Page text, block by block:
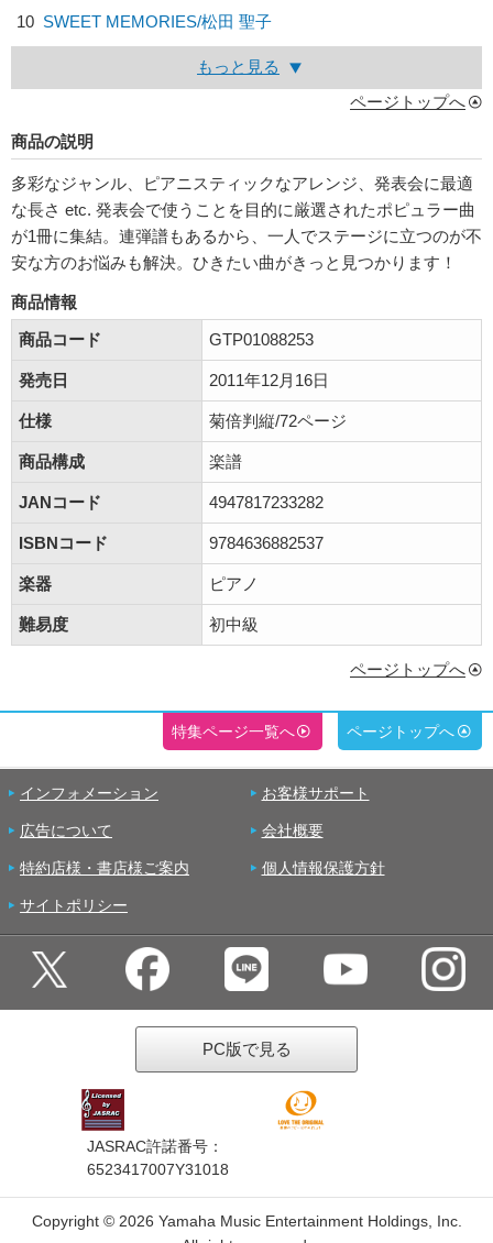
10 SWEET MEMORIES/松田 聖子
もっと見る
ページトップへ
商品の説明
多彩なジャンル、ピアニスティックなアレンジ、発表会に最適
な長さ etc. 発表会で使うことを目的に厳選されたポピュラー曲
が1冊に集結。連弾譜もあるから、一人でステージに立つのが不
安な方のお悩みも解決。ひきたい曲がきっと見つかります！
商品情報
商品コード
GTP01088253
発売日 2011年12月16日
仕様 菊倍判縦/72ページ
商品構成 楽譜
JANコード 4947817233282
ISBNコード 9784636882537
楽器 ピアノ
難易度 初中級
ページトップへ
特集ページ一覧へ ページトップへ
インフォメーション お客様サポート
広告について 会社概要
特約店様・書店様ご案内 個人情報保護方針
サイトポリシー
PC版で見る
JASRAC許諾番号：
6523417007Y31018
Copyright © 2026 Yamaha Music Entertainment Holdings, Inc.